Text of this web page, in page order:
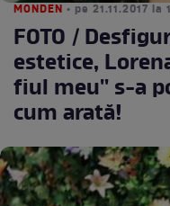
MONDEN • pe 21.11.2017 la
FOTO / Desfigurată de operaţiile
estetice,
fiul meu'' s-a
cum arată!